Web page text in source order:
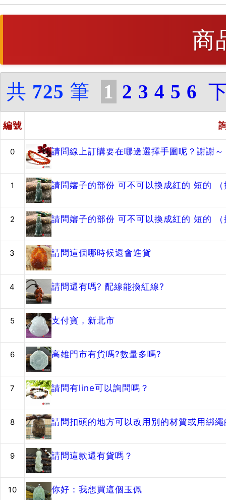
商
共 725 筆 1 2 3 4 5 6
編號
0 請問線上訂購要在哪邊選擇手圍呢？謝謝～
1 請問嬸子的部份 可不可以換成紅的 短的
2 請問嬸子的部份 可不可以換成紅的 短的
3 請問這個哪時候還會進貨
4 請問還有嗎? 配線能換紅線?
5 支付寶，新北市
6 高雄門市有貨嗎?數量多嗎?
7 請問有line可以詢問嗎？
8 請問扣頭的地方可以改用別的材質或用綁
9 請問這款還有貨嗎？
10 你好：我想買這個玉佩